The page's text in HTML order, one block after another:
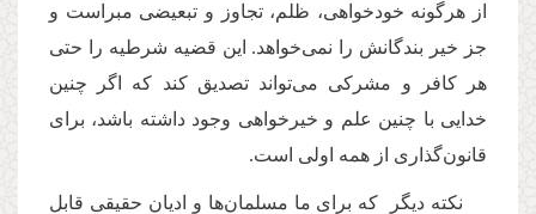
از هرگونه خودخواهی، ظلم، تجاوز و تبعیضی مبراست و
جز خیر بندگانش را نمی‌خواهد. این قضیه شرطیه را حتی
هر کافر و مشرکی می‌تواند تصدیق کند که اگر چنین
خدایی با چنین علم و خیرخواهی وجود داشته باشد،‌ برای
قانون‌گذاری از همه اولی است.
نکته دیگر که برای ما مسلمان‌ها و ادیان حقیقی قابل